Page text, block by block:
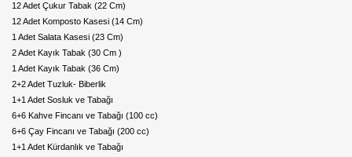
12 Adet Çukur Tabak (22 Cm)
12 Adet Komposto Kasesi (14 Cm)
1 Adet Salata Kasesi (23 Cm)
2 Adet Kayık Tabak (30 Cm )
1 Adet Kayık Tabak (36 Cm)
2+2 Adet Tuzluk- Biberlik
1+1 Adet Sosluk ve Tabağı
6+6 Kahve Fincanı ve Tabağı (100 cc)
6+6 Çay Fincanı ve Tabağı (200 cc)
1+1 Adet Kürdanlık ve Tabağı